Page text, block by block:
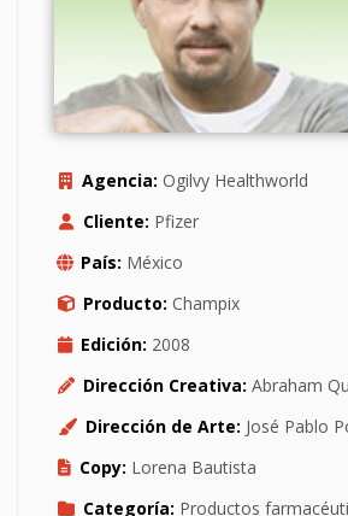
Agencia: Ogilvy Healthworld
Cliente: Pfizer
País: México
Producto: Champix
Edición: 2008
Dirección Creativa: Abraham
Dirección de Arte: José Pablo
Copy: Lorena Bautista
Categoría: Productos